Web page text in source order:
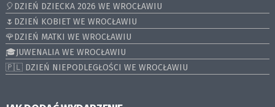
🎈DZIEŃ DZIECKA 2026 WE WROCŁAWIU
🌷DZIEŃ KOBIET WE WROCŁAWIU
🌹DZIEŃ MATKI WE WROCŁAWIU
🎓JUWENALIA WE WROCŁAWIU
🇵🇱 DZIEŃ NIEPODLEGŁOŚCI WE WROCŁAWIU